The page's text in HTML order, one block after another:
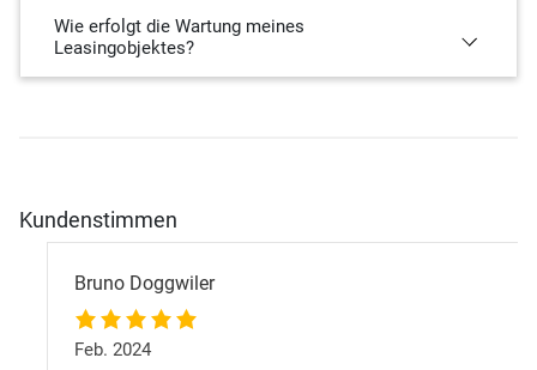
Wie erfolgt die Wartung meines
Leasingobjektes?
Kundenstimmen
Bruno Doggwiler
Feb. 2024